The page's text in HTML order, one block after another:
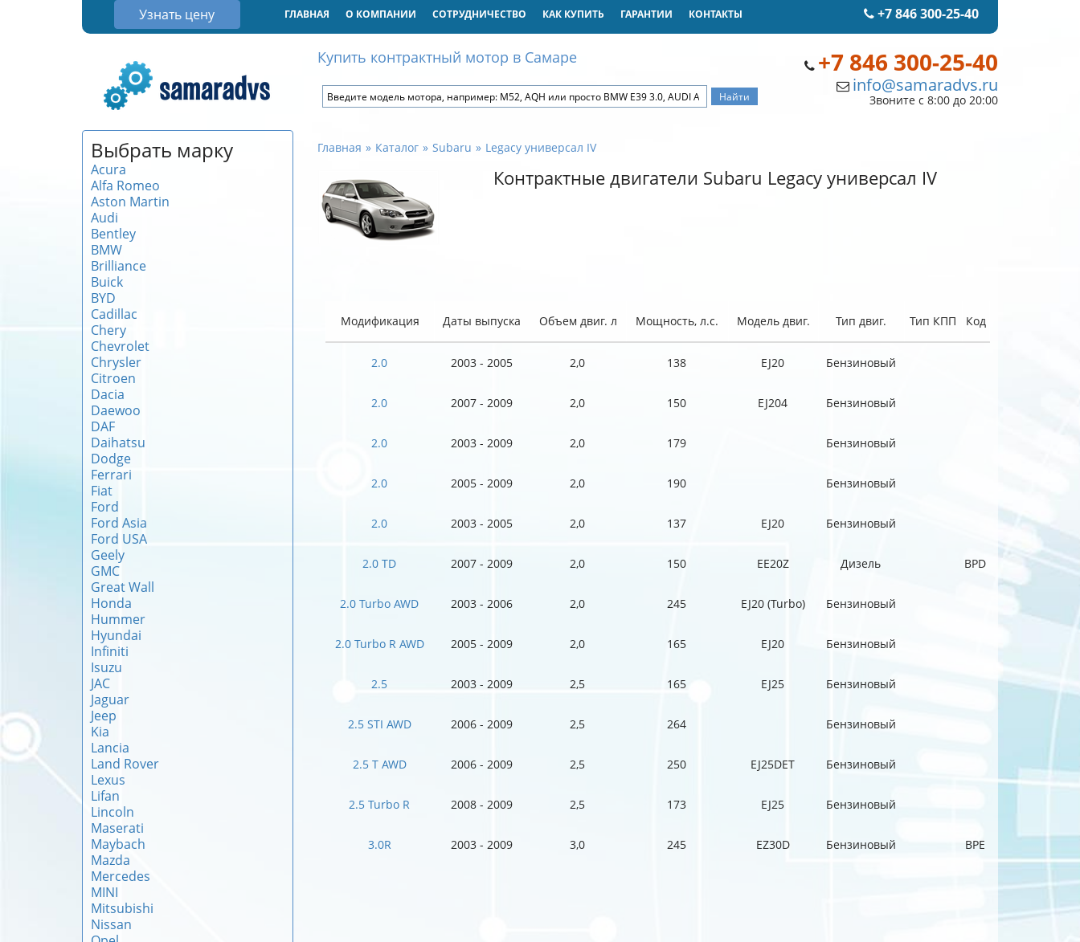
Узнать цену +7 846 300-25-40
ГЛАВНАЯ О КОМПАНИИ СОТРУДНИЧЕСТВО КАК КУПИТЬ ГАРАНТИИ КОНТАКТЫ
+7 846 300-25-40
info@samaradvs.ru
Звоните с 8:00 до 20:00
Купить контрактный мотор в Самаре
Выбрать марку
Acura
Alfa Romeo
Aston Martin
Audi
Bentley
BMW
Brilliance
Buick
BYD
Cadillac
Chery
Chevrolet
Chrysler
Citroen
Dacia
Daewoo
DAF
Daihatsu
Dodge
Ferrari
Fiat
Ford
Ford Asia
Ford USA
Geely
GMC
Great Wall
Honda
Hummer
Hyundai
Infiniti
Isuzu
JAC
Jaguar
Jeep
Kia
Lancia
Land Rover
Lexus
Lifan
Lincoln
Maserati
Maybach
Mazda
Mercedes
MINI
Mitsubishi
Nissan
Главная Каталог Subaru Legacy универсал IV
Контрактные двигатели Subaru Legacy универсал IV
Модификация Даты выпуска Объем двиг. л Мощность, л.с. Модель двиг. Тип двиг. Тип КПП Код
2.0 2003 - 2005 2,0 138 EJ20 Бензиновый
2.0 2007 - 2009 2,0 150 EJ204 Бензиновый
2.0 2003 - 2009 2,0 179 Бензиновый
2.0 2005 - 2009 2,0 190 Бензиновый
2.0 2003 - 2005 2,0 137 EJ20 Бензиновый
2.0 TD 2007 - 2009 2,0 150 EE20Z Дизель BPD
2.0 Turbo AWD 2003 - 2006 2,0 245 EJ20 (Turbo) Бензиновый
2.0 Turbo R AWD 2005 - 2009 2,0 165 EJ20 Бензиновый
2.5 2003 - 2009 2,5 165 EJ25 Бензиновый
2.5 STI AWD 2006 - 2009 2,5 264 Бензиновый
2.5 T AWD 2006 - 2009 2,5 250 EJ25DET Бензиновый
2.5 Turbo R 2008 - 2009 2,5 173 EJ25 Бензиновый
3.0R 2003 - 2009 3,0 245 EZ30D Бензиновый BPE